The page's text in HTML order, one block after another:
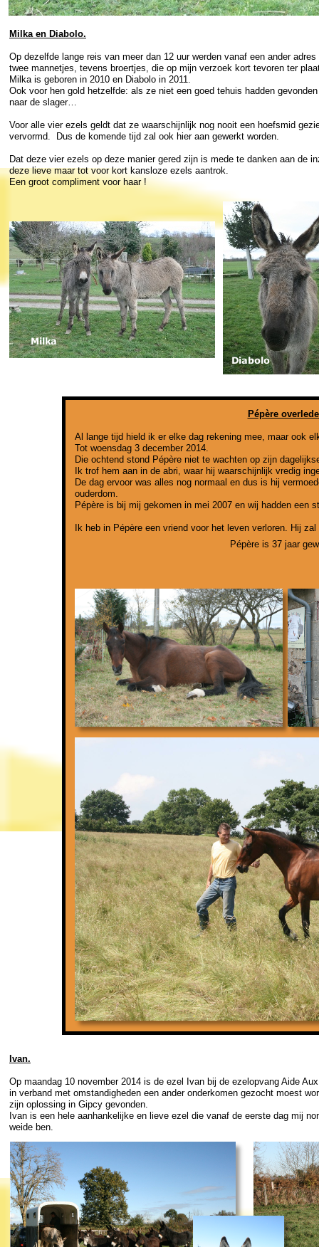
Milka en Diabolo.
Op dezelfde lange reis van meer dan 12 uur werden vanaf een ander
twee mannetjes, tevens broertjes, die op mijn verzoek kort tevoren ter
Milka is geboren in 2010 en Diabolo in 2011.
Ook voor hen gold hetzelfde: als ze niet een goed tehuis hadden
naar de slager…
Voor alle vier ezels geldt dat ze waarschijnlijk nog nooit een hoefsmid
vervormd. Dus de komende tijd zal ook hier aan gewerkt worden.
Dat deze vier ezels op deze manier gered zijn is mede te danken aan de
deze lieve maar tot voor kort kansloze ezels aantrok.
Een groot compliment voor haar !
Pépère
Al lange tijd hield ik er elke dag rekening mee, maar ook
Tot woensdag 3 december 2014.
Die ochtend stond Pépère niet te wachten op zijn
Ik trof hem aan in de abri, waar hij waarschijnlijk vredig
De dag ervoor was alles nog normaal en dus is hij
ouderdom.
Pépère is bij mij gekomen in mei 2007 en wij hadden een
Ik heb in Pépère een vriend voor het leven verloren. Hij
Pépère is 37 jaar
Ivan.
Op maandag 10 november 2014 is de ezel Ivan bij de ezelopvang Aide
in verband met omstandigheden een ander onderkomen gezocht moest
zijn oplossing in Gipcy gevonden.
Ivan is een hele aanhankelijke en lieve ezel die vanaf de eerste dag mij
weide ben.